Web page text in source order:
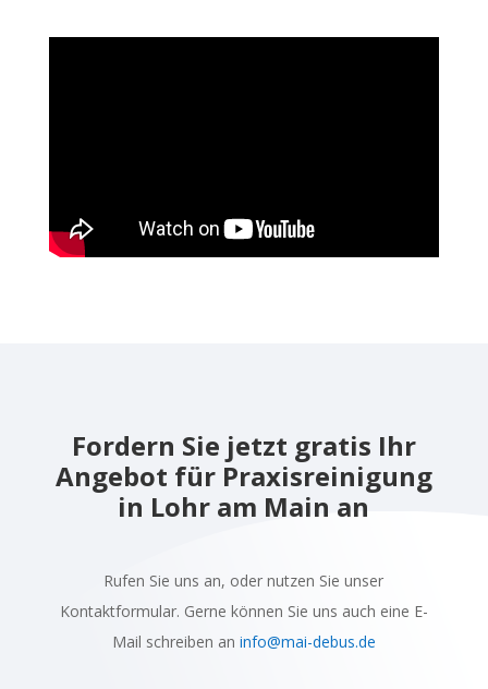
Fordern Sie jetzt gratis Ihr
Angebot für Praxisreinigung
in Lohr am Main an
Rufen Sie uns an, oder nutzen Sie unser
Kontaktformular. Gerne können Sie uns auch eine E-
Mail schreiben an info@mai-debus.de